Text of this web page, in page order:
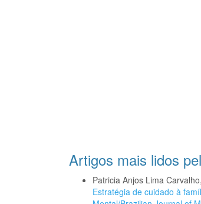
Artigos mais lidos
Patricia Anjos Lima
Estratégia de cuidado à